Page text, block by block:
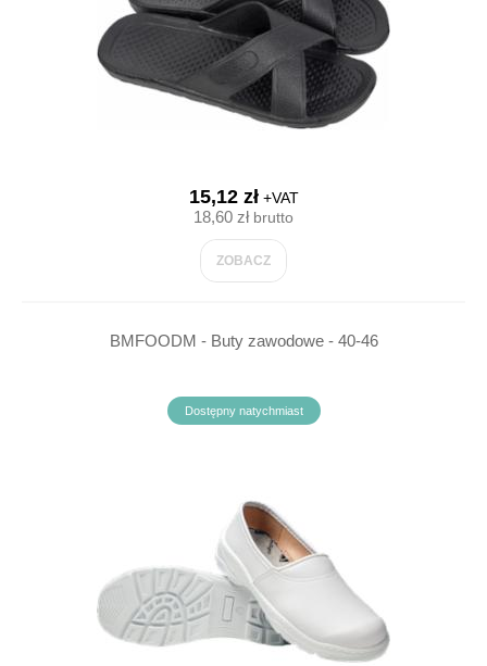
15,12 zł+VAT
18,60 złbrutto
ZOBACZ
BMFOODM - Buty zawodowe - 40-46
Dostępny natychmiast